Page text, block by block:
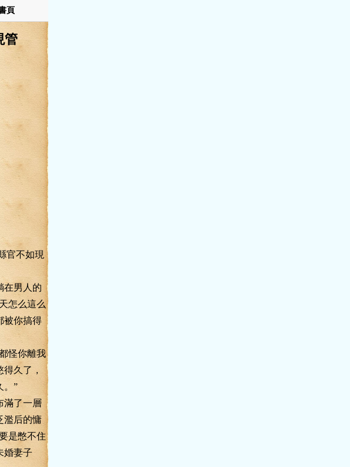
頁
管
官不如現
男人的
怎么這么
被你搞得
怪你離我
久了，
。”
了一層
濫后的慵
是憋不住
婚妻子